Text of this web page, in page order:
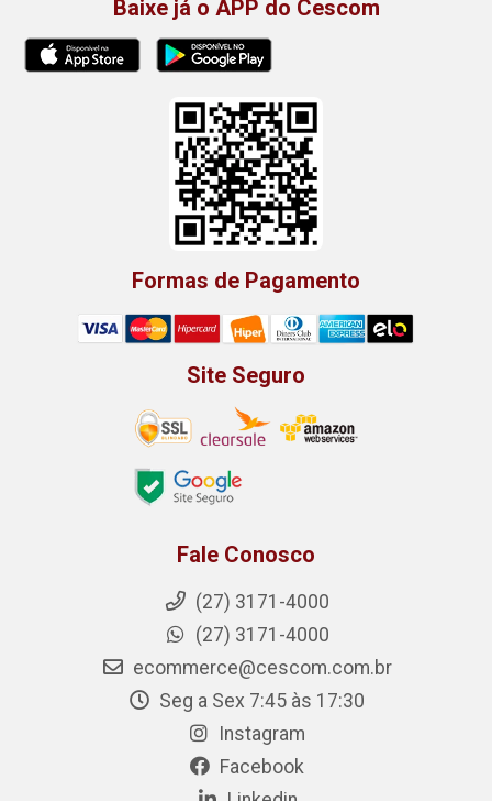
Baixe já o APP do Cescom
Formas de Pagamento
Site Seguro
Fale Conosco
(27) 3171-4000
(27) 3171-4000
ecommerce@cescom.com.br
Seg a Sex 7:45 às 17:30
Instagram
Facebook